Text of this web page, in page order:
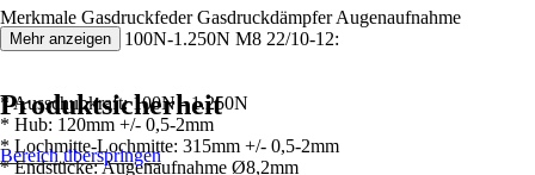
Merkmale Gasdruckfeder Gasdruckdämpfer Augenaufnahme
315mm/120mm 100N-1.250N M8 22/10-12:
* Ausschubkraft: 100N - 1.250N
* Hub: 120mm +/- 0,5-2mm
* Lochmitte-Lochmitte: 315mm +/- 0,5-2mm
* Endstücke: Augenaufnahme Ø8,2mm
Mehr anzeigen
Produktsicherheit
Bereich überspringen